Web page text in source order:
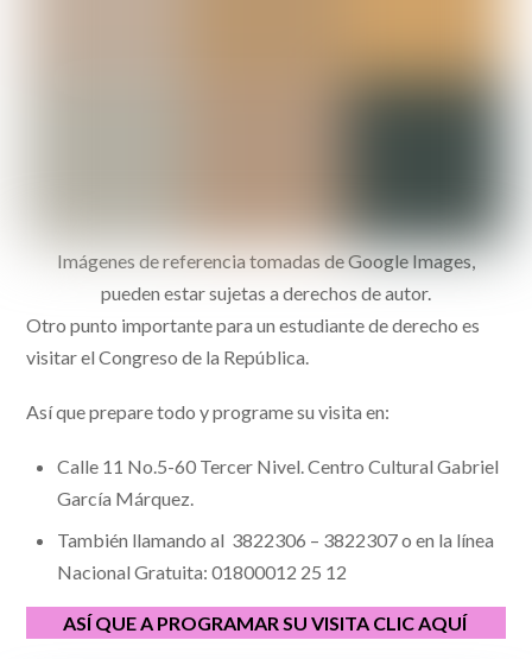
Imágenes de referencia tomadas de Google Images,
pueden estar sujetas a derechos de autor.
Otro punto importante para un estudiante de derecho es
visitar el Congreso de la República.
Así que prepare todo y programe su visita en:
Calle 11 No.5-60 Tercer Nivel. Centro Cultural Gabriel
García Márquez.
También llamando al 3822306 – 3822307 o en la línea
Nacional Gratuita: 01800012 25 12
ASÍ QUE A PROGRAMAR SU VISITA CLIC AQUÍ